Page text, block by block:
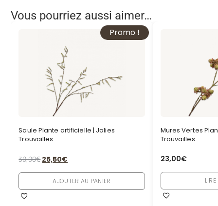
Vous pourriez aussi aimer…
Promo !
Saule Plante artificielle | Jolies
Trouvailles
30,00€25,50€
AJOUTER AU PANIER
Mures Vertes
Trouvailles
23,00€